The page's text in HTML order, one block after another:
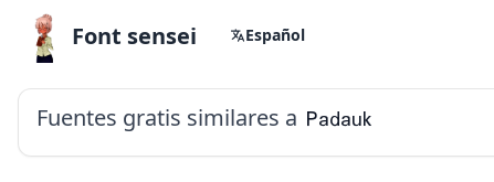
Font sensei Español
Fuentes gratis similares a Padauk